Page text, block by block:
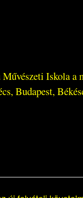
Iskola a
Budapest,